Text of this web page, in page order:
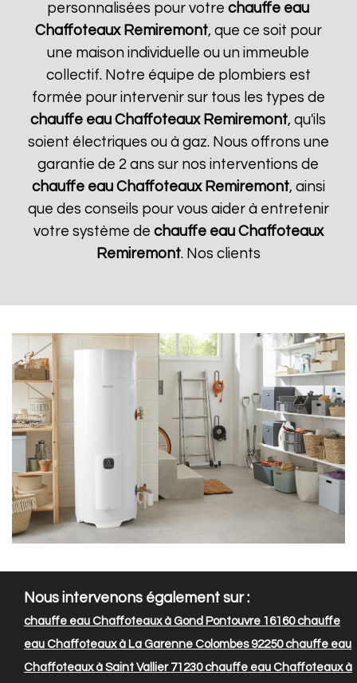
personnalisées pour votrechauffe eau
Chaffoteaux Remiremont, que ce soit pour
une maison individuelle ou un immeuble
collectif. Notre équipe de plombiers est
formée pour intervenir sur tous les types de
chauffe eau Chaffoteaux Remiremont, qu'ils
soient électriques ou à gaz. Nous offrons une
garantie de 2 ans sur nos interventions de
chauffe eau Chaffoteaux Remiremont, ainsi
que des conseils pour vous aider à entretenir
votre système de chauffe eau Chaffoteaux
Remiremont. Nos clients
Nous intervenons également sur :
chauffe eau Chaffoteaux à Gond Pontouvre 16160chauffe
eau Chaffoteaux à La Garenne Colombes 92250chauffe eau
Chaffoteaux à Saint Vallier 71230chauffe eau Chaffoteaux à